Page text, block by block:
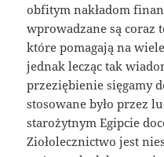
obfitym nakładom
wprowadzane są coraz
które pomagają na
jednak lecząc tak
przeziębienie sięgamy
stosowane było przez
starożytnym Egipcie
Ziołolecznictwo jest